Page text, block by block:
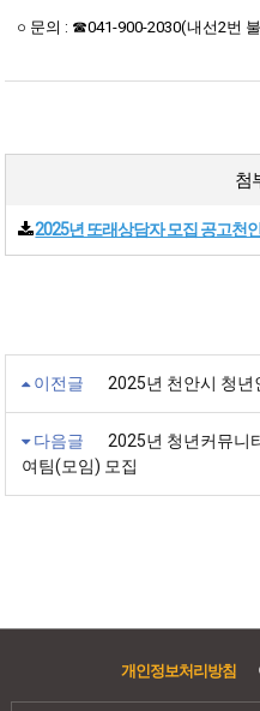
○ 문의 : ☎041-900-2030(내선2번
첨
2025년 또래상담자 모집 공고천
이전글 2025년 천안시 청년
다음글
2025년 청년커뮤니
여팀(모임) 모집
개인정보처리방침